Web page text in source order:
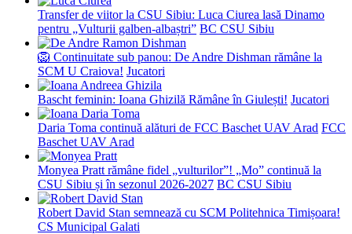
Transfer de viitor la CSU Sibiu: Luca Ciurea lasă Dinamo
pentru „Vulturii galben-albaștri” BC CSU Sibiu
🦁 Continuitate sub panou: De Andre Dishman rămâne la
SCM U Craiova! Jucatori
Bascht feminin: Ioana Ghizilă Rămâne în Giulești! Jucatori
Daria Toma continuă alături de FCC Baschet UAV Arad FCC
Baschet UAV Arad
Monyea Pratt rămâne fidel „vulturilor”! „Mo” continuă la
CSU Sibiu și în sezonul 2026-2027 BC CSU Sibiu
Robert David Stan semnează cu SCM Politehnica Timișoara!
CS Municipal Galati